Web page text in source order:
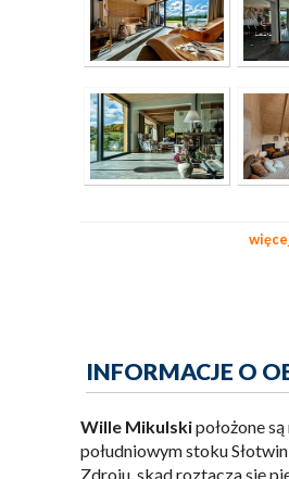
INFORMACJE O
Wille Mikulskipołożone są
południowym stoku
Zdroju, skąd roztacza się